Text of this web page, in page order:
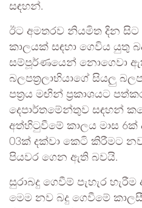
සඳහන්.
ඊට අමතරව නියමිත දින
කාලයක් සඳහා ගෙවිය යුතු
සම්පූර්ණයෙන් නොගෙවා
බලපත්‍රලාභියාගේ සියලු
පත්‍රය මඟින් ප්‍රකාශයට
දෙපාර්තමේන්තුව සඳහන්
අත්හිටුවීමේ කාලය මාස 6ක්
03ක් දක්වා කෙටි කිරීමට
පියවර ගෙන ඇති බවයි.
සුරාබදු ගෙවීම් පැහැර
මෙම නව බදු ගෙවීමේ